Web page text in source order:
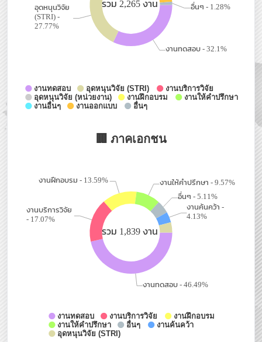
อมรรัตน์ คุ้มชู โทร.2283
สำนักวิจัยวิทยาศาสตร์และเทคโนโลยี (STRI)
ธนพล นิงสานนท์ โทร.1513
สำนักพัฒนาเทคนิคศึกษา (ITED)
อุทุมพร สมาน
ชัยพิพัฒน์ ศรีมณีชัย
ปิยะวัฒน์ เพ็ชรชู